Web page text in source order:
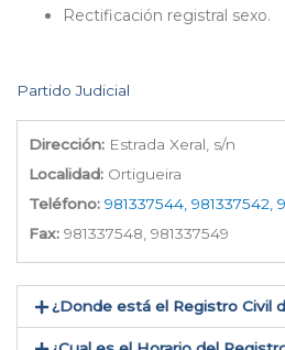
Rectificación registral sexo.
Partido Judicial
Dirección: Estrada Xeral, s/n
Localidad: Ortigueira
Teléfono: 981337544, 981337542,
Fax: 981337548, 981337549
¿Donde está el Registro Civil